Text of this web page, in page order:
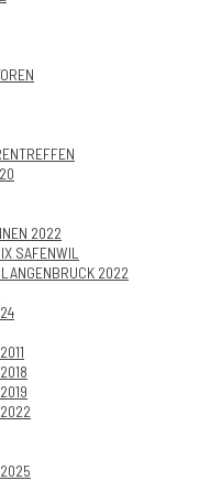
2022
SAFENWIL
2022